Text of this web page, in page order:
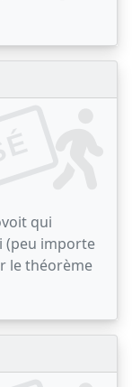
qui
(peu importe
le théorème